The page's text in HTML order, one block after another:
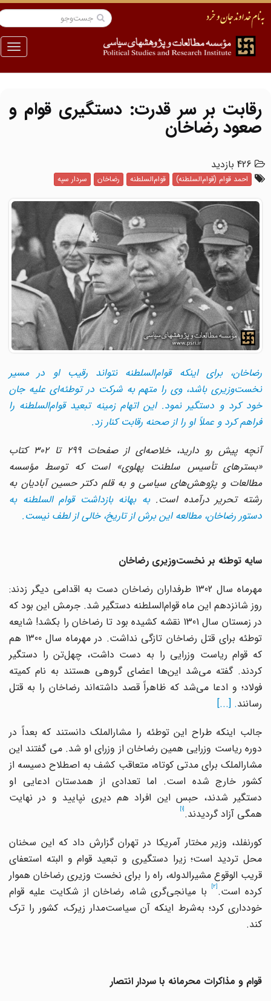
منو
رقابت بر سر قدرت: دستگیری قوام و
صعود رضاخان
426 بازدید
احمد قوام (قوام‌السلطنه) قوام‌السلطنه رضاخان سردار سپه
رضاخان، برای اینکه قوام‌السلطنه نتواند رقیب او در مسیر
نخست‌وزیری باشد، وی را متهم به شرکت در توطئه‌ای علیه جان
خود کرد و دستگیر نمود. این اتهام زمینه تبعید قوام‌السلطنه را
فراهم کرد و عملاً او را از صحنه رقابت کنار زد.
آنچه پیش رو دارید، خلاصه‌ای از صفحات 299 تا 302 کتاب
«بسترهای تأسیس سلطنت پهلوی» است که توسط مؤسسه
مطالعات و پژوهش‌های سیاسی و به قلم دکتر حسین آبادیان به
رشته تحریر درآمده است.به بهانه بازداشت قوام السلطنه به
دستور رضاخان، مطالعه این برش از تاریخ، خالی از لطف نیست.
سایه توطئه بر نخست‌وزیری رضاخان
مهرماه سال 1302 طرفداران رضاخان دست به اقدامی دیگر زدند:
روز شانزدهم‌ این ماه قوام‌السلطنه دستگیر شد. جرمش ‌این بود که
در زمستان سال 1301 نقشه کشیده بود تا رضاخان را بکشد! شایعه
توطئه برای قتل رضاخان تازگی نداشت. در مهرماه سال 1300 هم
که قوام ریاست وزرایی را به دست داشت، چهل‌تن را دستگیر
کردند. گفته می‌شد این‌ها اعضای گروهی هستند به نام کمیته
فولاد؛ و ادعا می‌شد که ظاهراً قصد داشته‌اند رضاخان را به قتل
رسانند. [...]
جالب اینکه طراح ‌این توطئه را مشارالملک دانستند که بعداً در
دوره ریاست وزرایی همین رضاخان از وزرای او شد. می گفتند ‌این
مشارالملک برای مدتی کوتاه، متعاقب کشف به اصطلاح دسیسه از
کشور خارج شده است. اما تعدادی از همدستان ادعایی او
دستگیر شدند، حبس ‌این افراد هم دیری نپایید و در نهایت
همگی آزاد گردیدند.
کورنفلد، وزیر مختار آمریکا در تهران گزارش داد که‌ این سخنان
محل تردید است؛ زیرا دستگیری و تبعید قوام و البته استعفای
قریب الوقوع مشیرالدوله، راه را برای نخست وزیری رضاخان هموار
کرده است. با میانجی‌گری شاه، رضاخان از شکایت علیه قوام
خودداری کرد؛ به‌شرط ‌اینکه آن سیاست‌مدار زیرک، کشور را ترک
کند.
قوام و مذاکرات محرمانه با سردار انتصار